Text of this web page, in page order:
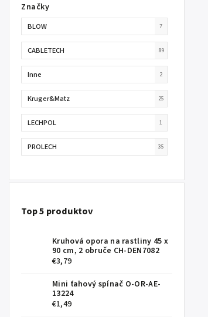
Značky
BLOW 7
CABLETECH 89
Inne 2
Kruger&Matz 25
LECHPOL 1
PROLECH 35
Top 5 produktov
Kruhová opora na rastliny 45 x
90 cm, 2 obruče CH-DEN7082
€3,79
Mini ťahový spínač O-OR-AE-
13224
€1,49